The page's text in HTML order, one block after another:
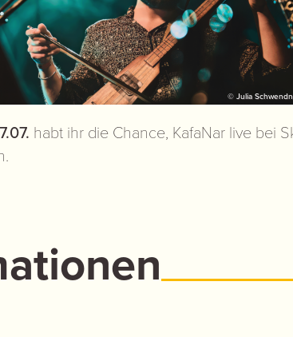
© Julia
habt ihr die Chance, KafaNar live bei